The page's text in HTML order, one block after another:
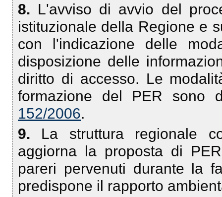
8. L'avviso di avvio del
istituzionale della Regione e
con l'indicazione delle
disposizione delle
diritto di accesso. Le
formazione del PER sono
152/2006.
9. La struttura regionale
aggiorna la proposta di
pareri pervenuti durante la
predispone il rapporto